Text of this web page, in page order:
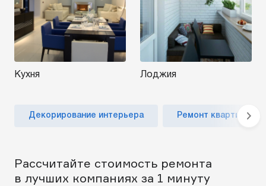
Кухня Лоджия
Декорирование интерьера Ремонт квартиры
Рассчитайте стоимость ремонта
в лучших компаниях за 1 минуту